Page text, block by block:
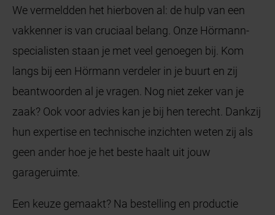
We vermeldden het hierboven al: de hulp van een
vakkenner is van cruciaal belang. Onze Hörmann-
specialisten staan je met veel genoegen bij. Kom
langs bij een Hörmann verdeler in je buurt en zij
beantwoorden al je vragen. Nog niet zeker van je
zaak? Ook voor advies kan je bij hen terecht. Dankzij
hun expertise en technische inzichten weten zij als
geen ander hoe je het beste haalt uit jouw
garageruimte.
Een keuze gemaakt? Na bestelling en productie